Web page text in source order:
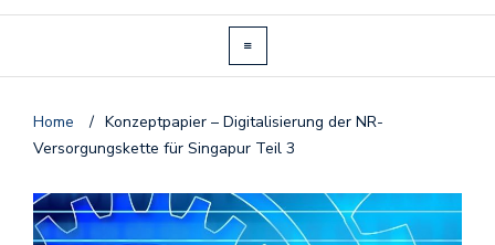
Home / Konzeptpapier – Digitalisierung der NR-
Versorgungskette für Singapur Teil 3